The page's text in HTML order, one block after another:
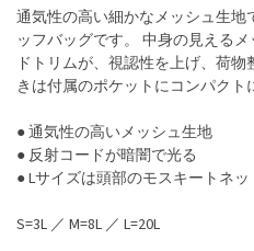
通気性の高い細かなメッシュ生地
ッフバッグです。 中身の見える
ドトリムが、視認性を上げ、荷
きは付属のポケットにコンパクト
● 通気性の高いメッシュ生地
● 反射コードが暗闇で光る
● Lサイズは頭部のモスキートネ
S=3L ／ M=8L ／ L=20L